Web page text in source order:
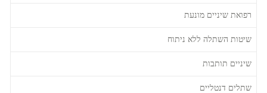
רפואת שיניים מונעת
שיטות השתלה ללא ניתוח
שיניים תותבות
שתלים דנטליים